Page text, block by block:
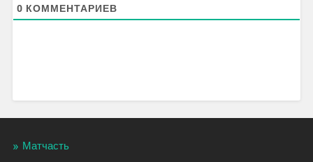
0 КОММЕНТАРИЕВ
Матчасть